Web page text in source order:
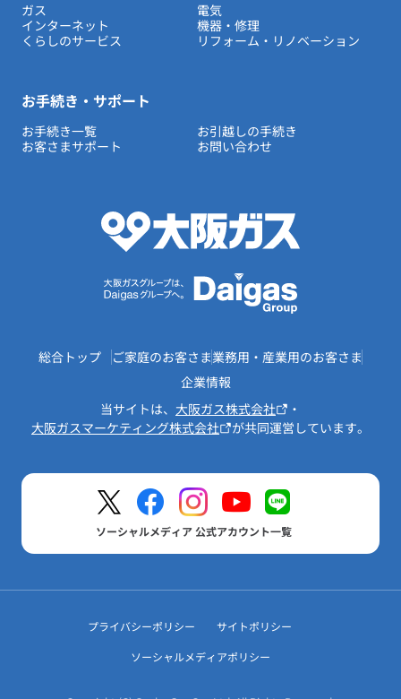
ガス
電気
インターネット
機器・修理
くらしのサービス
リフォーム・リノベーション
お手続き・サポート
お手続き一覧
お引越しの手続き
お客さまサポート
お問い合わせ
総合トップ ご家庭のお客さま業務用・産業用のお客さま
企業情報
当サイトは、 大阪ガス株式会社
・
大阪ガスマーケティング株式会社
が共同運営しています。
ソーシャルメディア 公式アカウント一覧
プライバシーポリシー
サイトポリシー
ソーシャルメディアポリシー